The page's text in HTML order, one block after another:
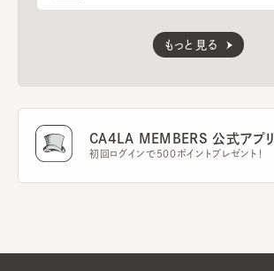
もっと見る
CA4LA MEMBERS 公式アプリ
初回ログインで500ポイントプレゼント！